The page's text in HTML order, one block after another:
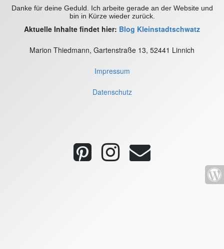
Danke für deine Geduld. Ich arbeite gerade an der Website und
bin in Kürze wieder zurück.
Aktuelle Inhalte findet hier: Blog Kleinstadtschwatz
Marion Thiedmann, Gartenstraße 13, 52441 Linnich
Impressum
Datenschutz